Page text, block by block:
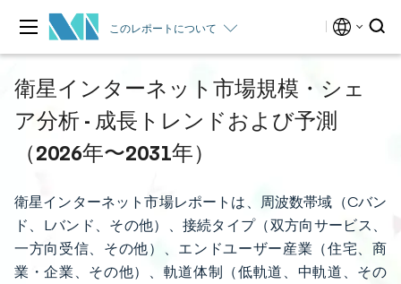
このレポートについて
衛星インターネット市場規模・シェ
ア分析 - 成長トレンドおよび予測
（2026年〜2031年）
衛星インターネット市場レポートは、周波数帯域（Cバン
ド、Lバンド、その他）、接続タイプ（双方向サービス、
一方向受信、その他）、エンドユーザー産業（住宅、商
業・企業、その他）、軌道体制（低軌道、中軌道、その